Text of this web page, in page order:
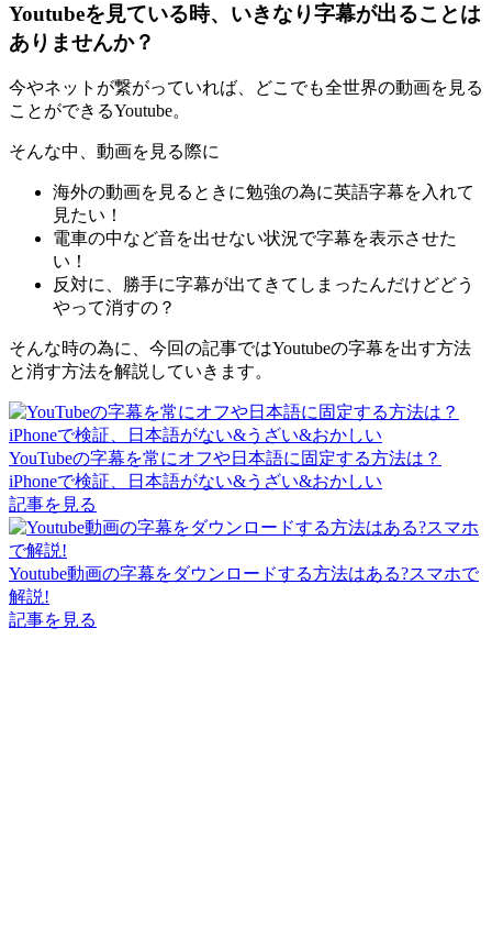
Youtubeを見ている時、いきなり字幕が出ることは
ありませんか？
今やネットが繋がっていれば、どこでも全世界の動画を見る
ことができるYoutube。
そんな中、動画を見る際に
海外の動画を見るときに勉強の為に英語字幕を入れて
見たい！
電車の中など音を出せない状況で字幕を表示させた
い！
反対に、勝手に字幕が出てきてしまったんだけどどう
やって消すの？
そんな時の為に、今回の記事ではYoutubeの字幕を出す方法
と消す方法を解説していきます。
YouTubeの字幕を常にオフや日本語に固定する方法は？
iPhoneで検証、日本語がない&うざい&おかしい
記事を見る
Youtube動画の字幕をダウンロードする方法はある?スマホで
解説!
記事を見る